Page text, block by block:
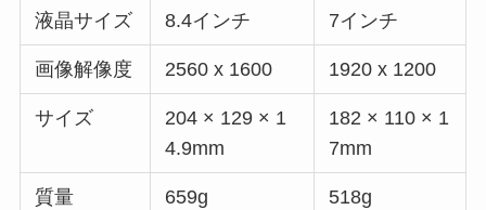
液晶サイズ 8.4インチ 7インチ
画像解像度 2560 x 1600 1920 x 1200
サイズ
204 × 129 × 1
4.9mm
182 × 110 × 1
7mm
質量 659g 518g